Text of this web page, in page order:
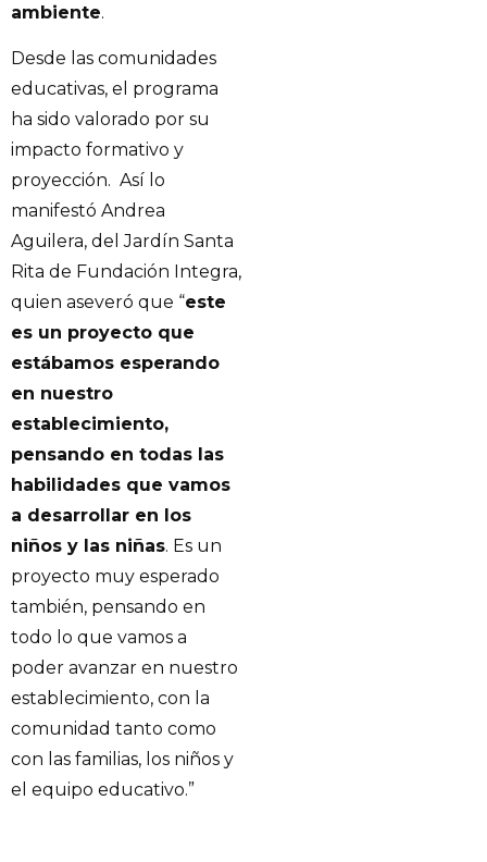
ambiente.
Desde las comunidades
educativas, el programa
ha sido valorado por su
impacto formativo y
proyección. Así lo
manifestó Andrea
Aguilera, del Jardín Santa
Rita de Fundación Integra,
quien aseveró que “este
es un proyecto que
estábamos esperando
en nuestro
establecimiento,
pensando en todas las
habilidades que vamos
a desarrollar en los
niños y las niñas. Es un
proyecto muy esperado
también, pensando en
todo lo que vamos a
poder avanzar en nuestro
establecimiento, con la
comunidad tanto como
con las familias, los niños y
el equipo educativo.”